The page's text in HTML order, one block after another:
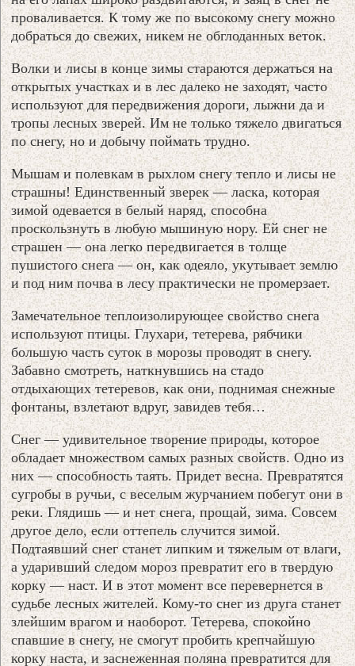
проваливается. К тому же по высокому снегу можно
добраться до свежих, никем не обглоданных веток.
Волки и лисы в конце зимы стараются держаться на
открытых участках и в лес далеко не заходят, часто
используют для передвижения дороги, лыжни да и
тропы лесных зверей. Им не только тяжело двигаться
по снегу, но и добычу поймать трудно.
Мышам и полевкам в рыхлом снегу тепло и лисы не
страшны! Единственный зверек — ласка, которая
зимой одевается в белый наряд, способна
проскользнуть в любую мышиную нору. Ей снег не
страшен — она легко передвигается в толще
пушистого снега — он, как одеяло, укутывает землю
и под ним почва в лесу практически не промерзает.
Замечательное теплоизолирующее свойство снега
используют птицы. Глухари, тетерева, рябчики
большую часть суток в морозы проводят в снегу.
Забавно смотреть, наткнувшись на стадо
отдыхающих тетеревов, как они, поднимая снежные
фонтаны, взлетают вдруг, завидев тебя…
Снег — удивительное творение природы, которое
обладает множеством самых разных свойств. Одно из
них — способность таять. Придет весна. Превратятся
сугробы в ручьи, с веселым журчанием побегут они в
реки. Глядишь — и нет снега, прощай, зима. Совсем
другое дело, если оттепель случится зимой.
Подтаявший снег станет липким и тяжелым от влаги,
а ударивший следом мороз превратит его в твердую
корку — наст. И в этот момент все перевернется в
судьбе лесных жителей. Кому-то снег из друга станет
злейшим врагом и наоборот. Тетерева, спокойно
спавшие в снегу, не смогут пробить крепчайшую
корку наста, и заснеженная поляна превратится для